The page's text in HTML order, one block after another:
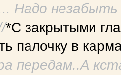
Надо
*С закрытыми
палочку в
передам..А